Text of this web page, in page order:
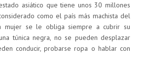
asiático que tiene unos 30 millones
como el país más machista del
mujer se le obliga siempre a cubrir su
túnica negra, no se pueden desplazar
conducir, probarse ropa o hablar con